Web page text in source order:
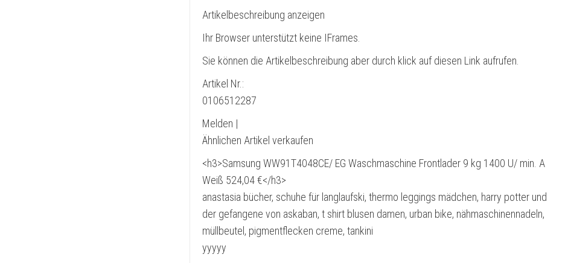
Artikelbeschreibung anzeigen
Ihr Browser unterstützt keine IFrames.
Sie können die Artikelbeschreibung aber durch klick auf diesen Link aufrufen.
Artikel Nr.:
0106512287
Melden |
Ähnlichen Artikel verkaufen
<h3>Samsung WW91T4048CE/ EG Waschmaschine Frontlader 9 kg 1400 U/ min. A
Weiß 524,04 €</h3>
anastasia bücher, schuhe für langlaufski, thermo leggings mädchen, harry potter und
der gefangene von askaban, t shirt blusen damen, urban bike, nähmaschinennadeln,
müllbeutel, pigmentflecken creme, tankini
yyyyy